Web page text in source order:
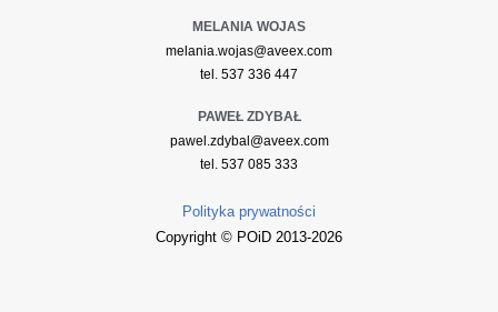
MELANIA WOJAS
melania.wojas@aveex.com
tel. 537 336 447
PAWEŁ ZDYBAŁ
pawel.zdybal@aveex.com
tel. 537 085 333
Polityka prywatności
Copyright © POiD 2013-2026